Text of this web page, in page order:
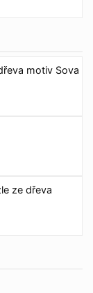
motiv Sova
ze dřeva